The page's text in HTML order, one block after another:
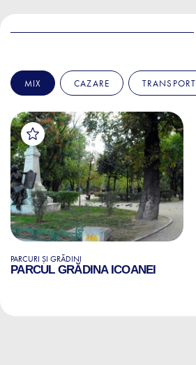
MIX CAZARE TRANSPORT
PARCURI ȘI GRĂDINI
PARCUL GRĂDINA ICOANEI